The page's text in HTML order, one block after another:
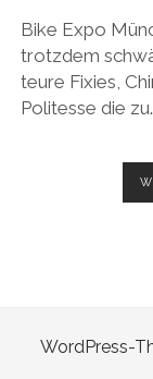
Bike Expo
trotzdem
teure Fixies,
Politesse die
WordPress-